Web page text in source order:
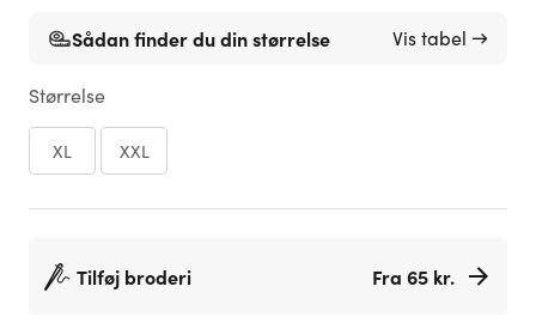
Sådan finder du din størrelse Vis tabel →
Størrelse
XL XXL
Tilføj broderi Fra 65 kr.